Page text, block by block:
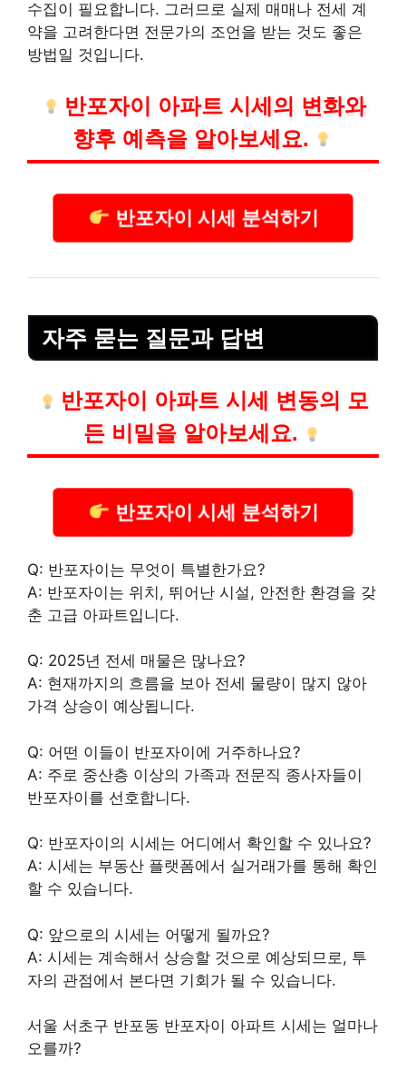
수집이 필요합니다. 그러므로 실제 매매나 전세 계
약을 고려한다면 전문가의 조언을 받는 것도 좋은
방법일 것입니다.
반포자이 아파트 시세의 변화와
향후 예측을 알아보세요.
반포자이 시세 분석하기
자주 묻는 질문과 답변
반포자이 아파트 시세 변동의 모
든 비밀을 알아보세요.
반포자이 시세 분석하기
Q: 반포자이는 무엇이 특별한가요?
A: 반포자이는 위치, 뛰어난 시설, 안전한 환경을 갖
춘 고급 아파트입니다.
Q: 2025년 전세 매물은 많나요?
A: 현재까지의 흐름을 보아 전세 물량이 많지 않아
가격 상승이 예상됩니다.
Q: 어떤 이들이 반포자이에 거주하나요?
A: 주로 중산층 이상의 가족과 전문직 종사자들이
반포자이를 선호합니다.
Q: 반포자이의 시세는 어디에서 확인할 수 있나요?
A: 시세는 부동산 플랫폼에서 실거래가를 통해 확인
할 수 있습니다.
Q: 앞으로의 시세는 어떻게 될까요?
A: 시세는 계속해서 상승할 것으로 예상되므로, 투
자의 관점에서 본다면 기회가 될 수 있습니다.
서울 서초구 반포동 반포자이 아파트 시세는 얼마나
오를까?